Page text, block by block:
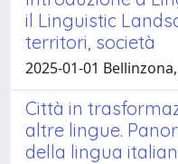
il Linguistic
territori, società
2025-01-01
Città in
altre lingue.
della lingua